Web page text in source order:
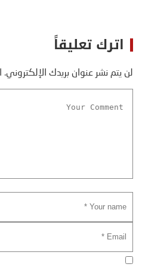
اترك تعليقاً
لن يتم نشر عنوان بريدك الإلكتروني.